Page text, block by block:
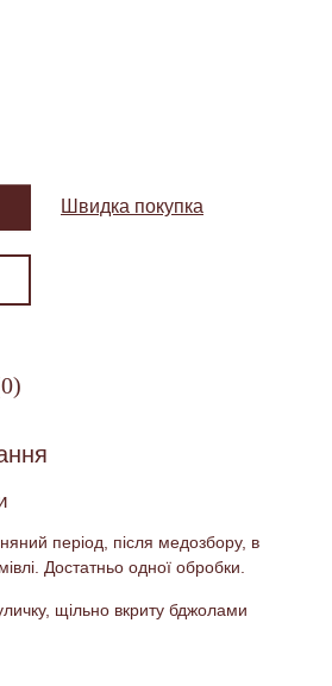
Швидка покупка
період, після медозбору, в
Достатньо одної обробки.
щільно вкриту бджолами